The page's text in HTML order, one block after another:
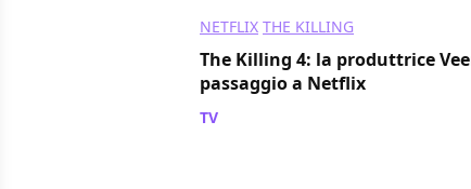
NETFLIX THE KILLING
The Killing 4: la produttrice
passaggio a Netflix
TV